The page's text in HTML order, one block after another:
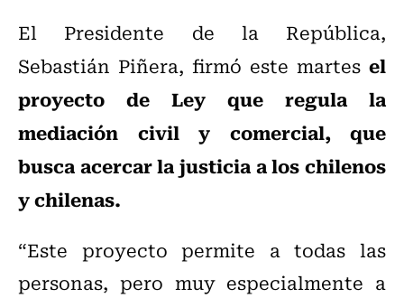
El Presidente de la República,
Sebastián Piñera, firmó este martes el
proyecto de Ley que regula la
mediación civil y comercial, que
busca acercar la justicia a los chilenos
y chilenas.
“Este proyecto permite a todas las
personas, pero muy especialmente a